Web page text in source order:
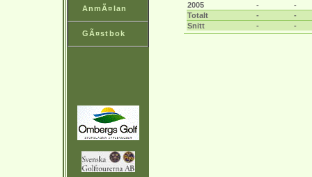
AnmÃ¤lan
GÃ¤stbok
2005
-
-
Totalt
-
-
Snitt
- -